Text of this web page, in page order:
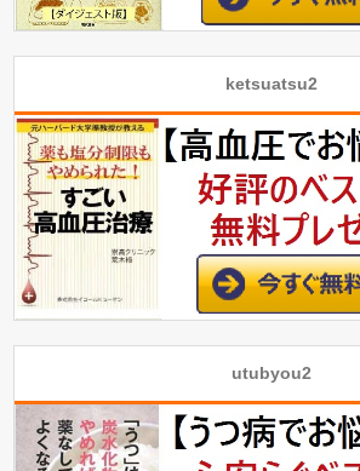
ketsuatsu2
utubyou2